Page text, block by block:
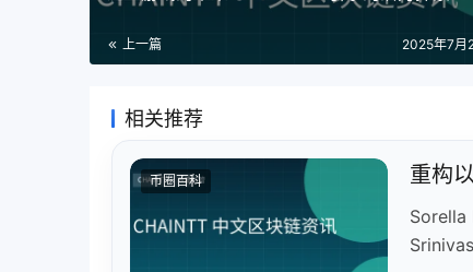
上一篇 2025年7月
相关推荐
币圈百科 重构
Sorella